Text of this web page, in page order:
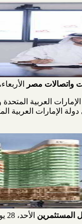
واتصالات مصر الأربعاء، 2 يوليو 2025
الإمارات العربية
دولة الإمارات
المستثمرين الأحد، 28 يونيو 2026